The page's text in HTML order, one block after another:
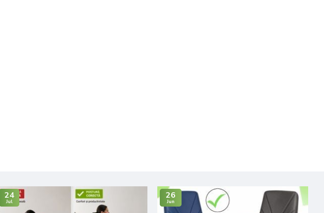
24
Jul
26
Jun